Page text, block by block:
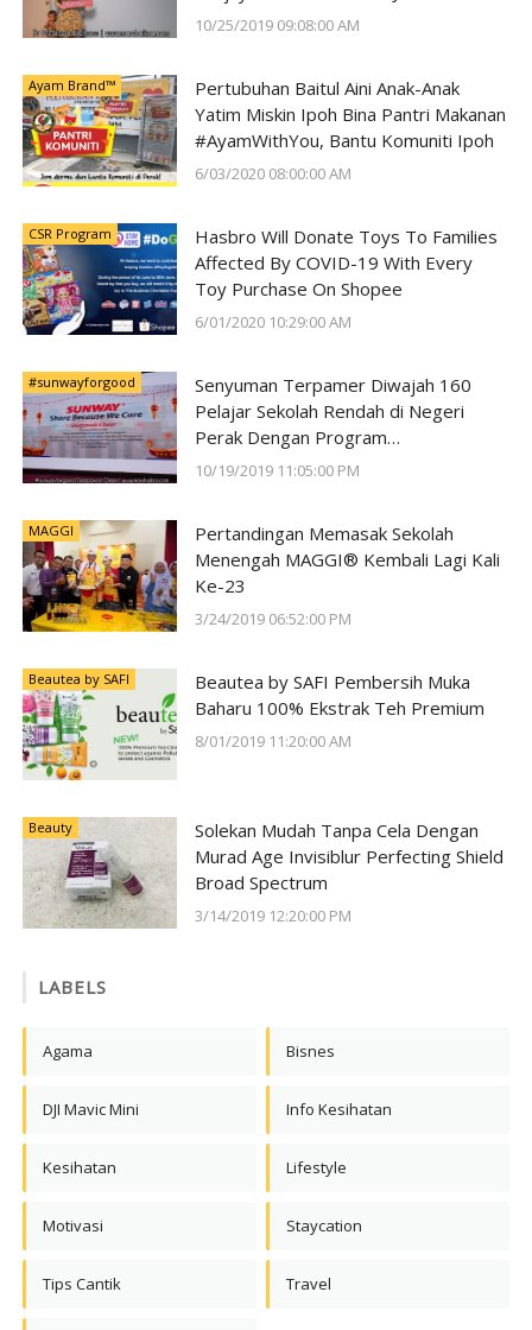
10/25/2019 09:08:00 AM
Ayam Brand™
Pertubuhan Baitul Aini Anak-Anak
Yatim Miskin Ipoh Bina Pantri Makanan
#AyamWithYou, Bantu Komuniti Ipoh
6/03/2020 08:00:00 AM
CSR Program
Hasbro Will Donate Toys To Families
Affected By COVID-19 With Every
Toy Purchase On Shopee
6/01/2020 10:29:00 AM
#sunwayforgood
Senyuman Terpamer Diwajah 160
Pelajar Sekolah Rendah di Negeri
Perak Dengan Program
#SunwayForGood Deepavali Cheer di
10/19/2019 11:05:00 PM
MAGGI
Pertandingan Memasak Sekolah
Menengah MAGGI® Kembali Lagi Kali
Ke-23
3/24/2019 06:52:00 PM
Beautea by SAFI
Beautea by SAFI Pembersih Muka
Baharu 100% Ekstrak Teh Premium
8/01/2019 11:20:00 AM
Beauty
Solekan Mudah Tanpa Cela Dengan
Murad Age Invisiblur Perfecting Shield
Broad Spectrum
3/14/2019 12:20:00 PM
LABELS
Agama Bisnes
DJI Mavic Mini Info Kesihatan
Kesihatan Lifestyle
Motivasi Staycation
Tips Cantik Travel